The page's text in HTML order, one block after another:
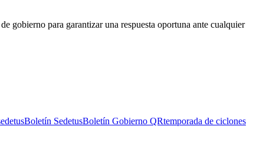
gobierno para garantizar una respuesta oportuna ante cualquier
Boletín SedetusBoletín Gobierno QRtemporada de ciclones